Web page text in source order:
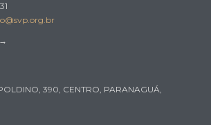
→
390, CENTRO, PARANAGUÁ,